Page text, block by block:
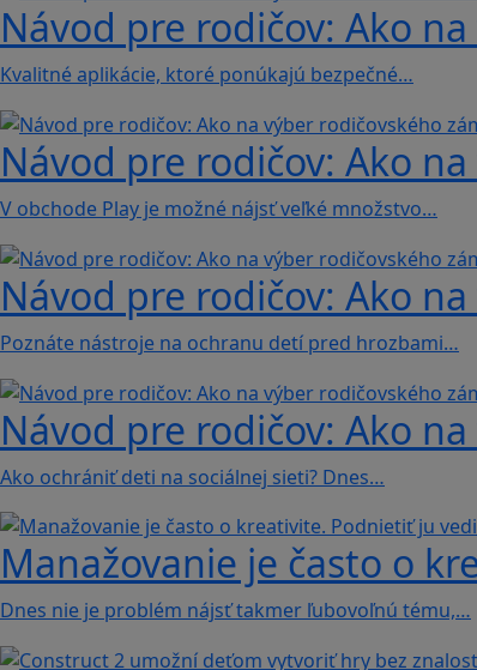
Návod pre rodičov: Ako
Kvalitné aplikácie, ktoré ponúkajú bezpečné…
Návod pre rodičov: Ako
V obchode Play je možné nájsť veľké množstvo…
Návod pre rodičov: Ako
Poznáte nástroje na ochranu detí pred hrozbami…
Návod pre rodičov: Ako
Ako ochrániť deti na sociálnej sieti? Dnes…
Manažovanie je často o
Dnes nie je problém nájsť takmer ľubovoľnú tému,…